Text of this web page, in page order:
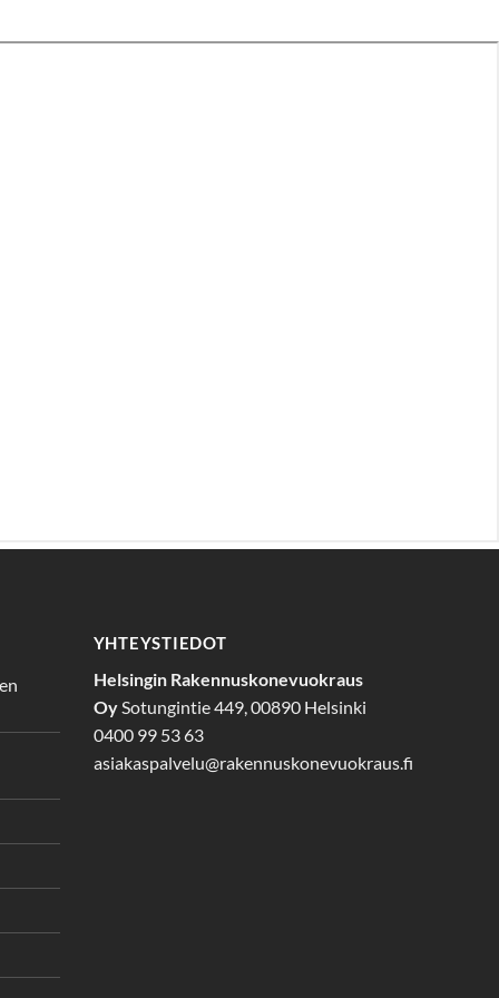
YHTEYSTIEDOT
Helsingin Rakennuskonevuokraus
OySotungintie 449, 00890 Helsinki
0400 99 53 63
asiakaspalvelu@rakennuskonevuokraus.fi